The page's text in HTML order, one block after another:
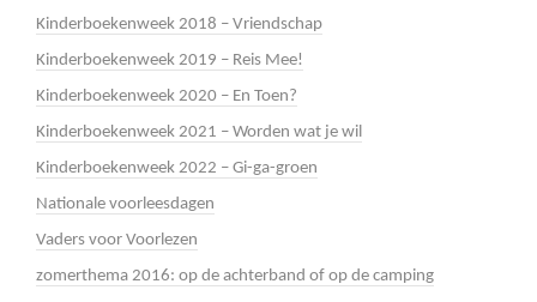
Kinderboekenweek 2018 – Vriendschap
Kinderboekenweek 2019 – Reis Mee!
Kinderboekenweek 2020 – En Toen?
Kinderboekenweek 2021 – Worden wat je wil
Kinderboekenweek 2022 – Gi-ga-groen
Nationale voorleesdagen
Vaders voor Voorlezen
zomerthema 2016: op de achterband of op de camping